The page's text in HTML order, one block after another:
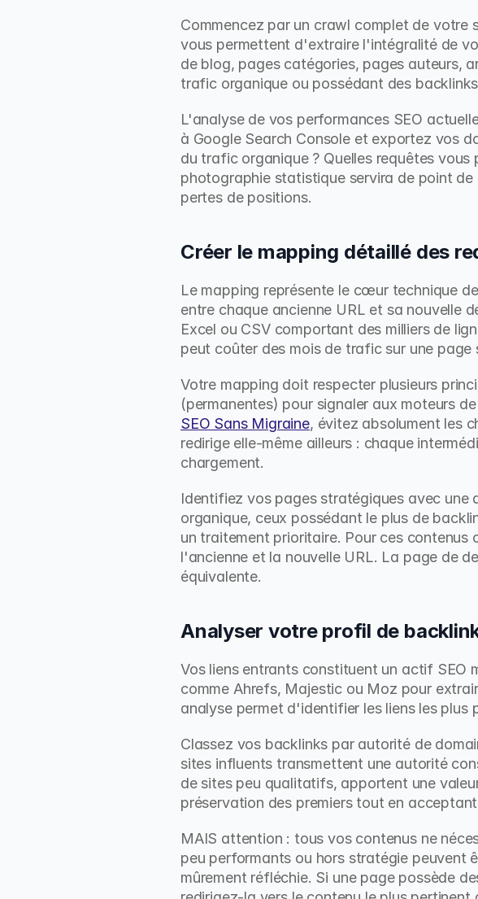
Commencez par un crawl complet de votre
vous permettent d'extraire l'intégralité de
de blog, pages catégories, pages auteurs,
trafic organique ou possédant des
L'analyse de vos performances SEO
à Google Search Console et exportez vos
du trafic organique ? Quelles requêtes
photographie statistique servira de point
pertes de positions.
Créer le mapping détaillé des
Le mapping représente le cœur technique
entre chaque ancienne URL et sa nouvelle
Excel ou CSV comportant des milliers de
peut coûter des mois de trafic sur une page
Votre mapping doit respecter plusieurs
SEO Sans Migraine, évitez absolument les
redirige elle-même ailleurs : chaque
chargement.
Identifiez vos pages stratégiques avec
organique, ceux possédant le plus de
un traitement prioritaire. Pour ces contenus
l'ancienne et la nouvelle URL. La page de
équivalente.
Analyser votre profil de
Vos liens entrants constituent un actif SEO
comme Ahrefs, Majestic ou Moz pour
analyse permet d'identifier les liens les plus
Classez vos backlinks par autorité de
sites influents transmettent une autorité
de sites peu qualitatifs, apportent une
préservation des premiers tout en
MAIS attention : tous vos contenus ne
peu performants ou hors stratégie
mûrement réfléchie. Si une page possède